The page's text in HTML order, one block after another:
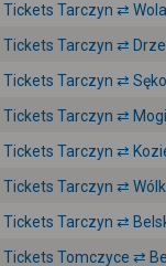
Tickets Tarczyn ⇄
Tickets Tarczyn ⇄
Tickets Tarczyn ⇄
Tickets Tarczyn ⇄
Tickets Tarczyn ⇄
Tickets Tarczyn ⇄
Tickets Tarczyn ⇄
Tickets Tomczyce ⇄